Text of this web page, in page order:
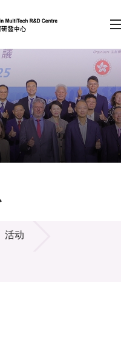
）
会员登录
EN 繁 简
活动